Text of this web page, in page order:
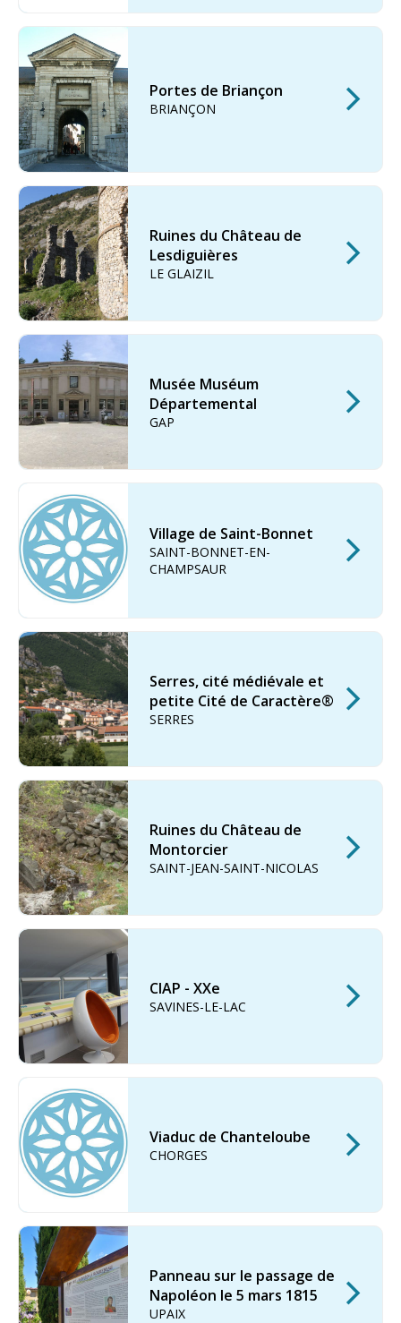
Portes de Briançon
BRIANÇON
Ruines du Château de
Lesdiguières
LE GLAIZIL
Musée Muséum
Départemental
GAP
Village de Saint-Bonnet
SAINT-BONNET-EN-
CHAMPSAUR
Serres, cité médiévale et
petite Cité de Caractère®
SERRES
Ruines du Château de
Montorcier
SAINT-JEAN-SAINT-NICOLAS
CIAP - XXe
SAVINES-LE-LAC
Viaduc de Chanteloube
CHORGES
Panneau sur le passage de
Napoléon le 5 mars 1815
UPAIX